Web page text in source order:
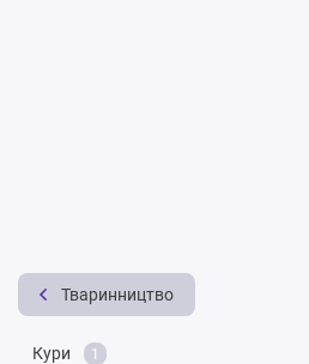
Тваринництво
Кури 1